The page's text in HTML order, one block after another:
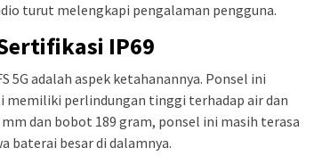
turut melengkapi pengalaman pengguna.
IP69
5G adalah aspek ketahanannya. Ponsel ini
perlindungan tinggi terhadap air dan
mm dan bobot 189 gram, ponsel ini masih terasa
baterai besar di dalamnya.